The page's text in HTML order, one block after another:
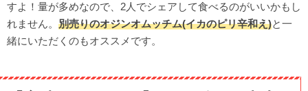
すよ！量が多めなので、2人でシェアして食べるのがいいかもし
れません。 別売りのオジンオムッチム(イカのピリ辛和え)と一
緒にいただくのもオススメです。